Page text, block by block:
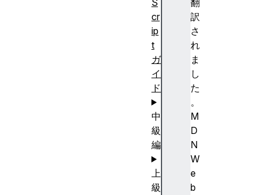
翻
訳
さ
れ
ま
し
た
。
M
D
N
W
e
b
S
cr
ip
t
ガ
イ
ド
中
級
編
上
級